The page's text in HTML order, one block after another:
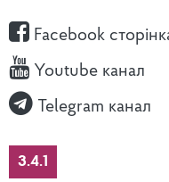
Facebook
Youtube канал
Telegram канал
3.4.1